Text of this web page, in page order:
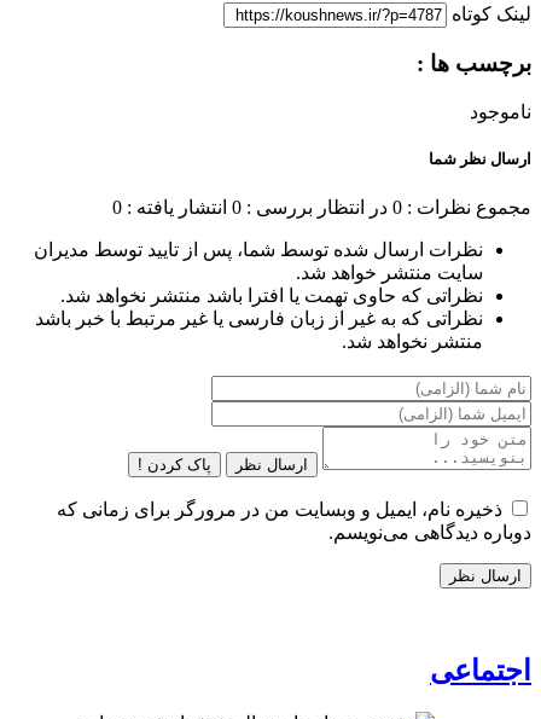
لینک کوتاه
برچسب ها :
ناموجود
ارسال نظر شما
مجموع نظرات : 0 در انتظار بررسی : 0 انتشار یافته : 0
نظرات ارسال شده توسط شما، پس از تایید توسط مدیران
سایت منتشر خواهد شد.
نظراتی که حاوی تهمت یا افترا باشد منتشر نخواهد شد.
نظراتی که به غیر از زبان فارسی یا غیر مرتبط با خبر باشد
منتشر نخواهد شد.
ارسال نظر پاک کردن !
ذخیره نام، ایمیل و وبسایت من در مرورگر برای زمانی که
دوباره دیدگاهی می‌نویسم.
اجتماعی